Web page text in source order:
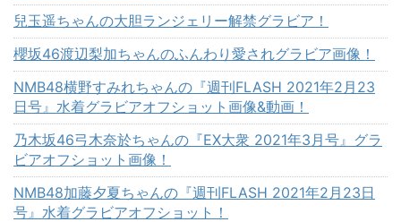
兒玉遥ちゃんの大胆ランジェリー解禁グラビア！
櫻坂46渡辺梨加ちゃんのふんわり愛されグラビア画像！
NMB48横野すみれちゃんの『週刊FLASH 2021年2月23
日号』水着グラビアオフショット画像&動画！
乃木坂46弓木奈於ちゃんの『EX大衆 2021年3月号』グラ
ビアオフショット画像！
NMB48加藤夕夏ちゃんの『週刊FLASH 2021年2月23日
号』水着グラビアオフショット！